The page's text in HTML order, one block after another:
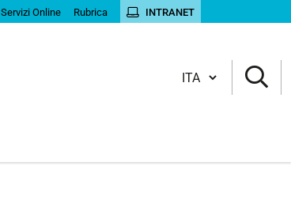
Servizi Online Rubrica INTRANET
Cambia lingua